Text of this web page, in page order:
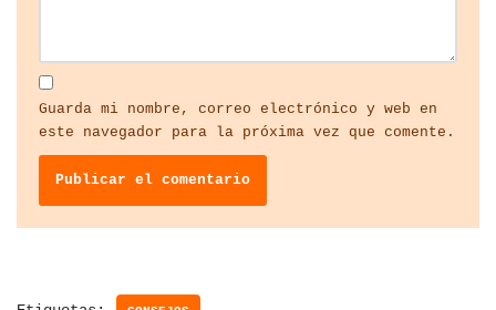
Guarda mi nombre, correo electrónico y web en
este navegador para la próxima vez que comente.